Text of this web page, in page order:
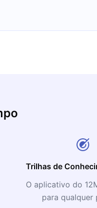
Trilhas de
O aplicativo do
para qualquer